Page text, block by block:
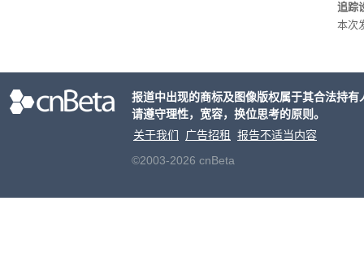
追踪
本次
摩托
报道中出现的商标及图像版权属于其合法持
请遵守理性，宽容，换位思考的原则。
关于我们
广告招租
报告不适当内容
©2003-2026 cnBeta